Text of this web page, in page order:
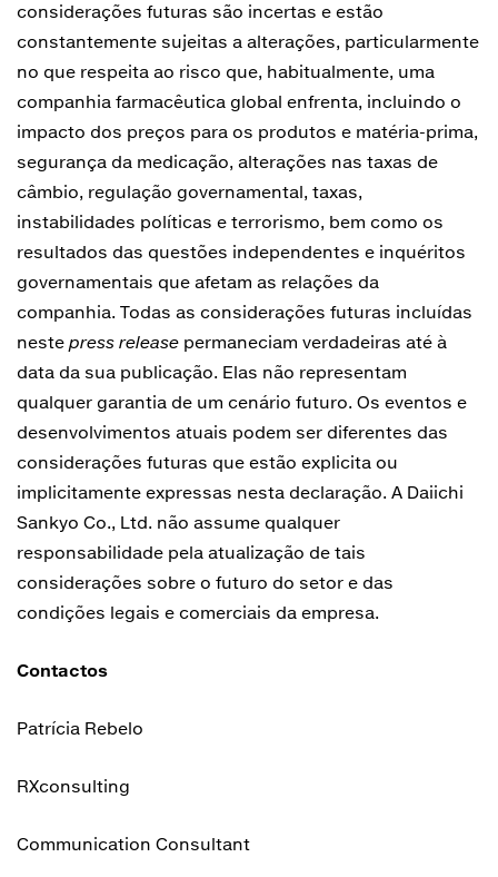
considerações futuras são incertas e estão
constantemente sujeitas a alterações, particularmente
no que respeita ao risco que, habitualmente, uma
companhia farmacêutica global enfrenta, incluindo o
impacto dos preços para os produtos e matéria-prima,
segurança da medicação, alterações nas taxas de
câmbio, regulação governamental, taxas,
instabilidades políticas e terrorismo, bem como os
resultados das questões independentes e inquéritos
governamentais que afetam as relações da
companhia. Todas as considerações futuras incluídas
neste press release permaneciam verdadeiras até à
data da sua publicação. Elas não representam
qualquer garantia de um cenário futuro. Os eventos e
desenvolvimentos atuais podem ser diferentes das
considerações futuras que estão explicita ou
implicitamente expressas nesta declaração. A Daiichi
Sankyo Co., Ltd. não assume qualquer
responsabilidade pela atualização de tais
considerações sobre o futuro do setor e das
condições legais e comerciais da empresa.
Contactos
Patrícia Rebelo
RXconsulting
Communication Consultant